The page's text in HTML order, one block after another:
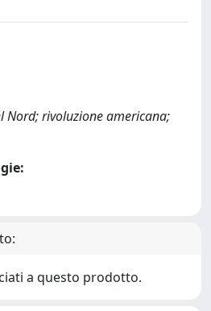
Nord; rivoluzione americana;
a questo prodotto.